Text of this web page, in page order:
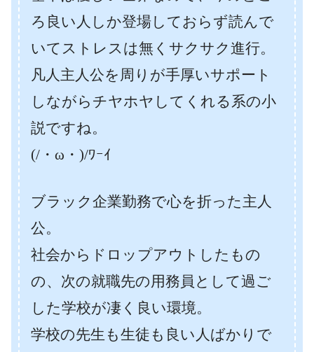
ろ良い人しか登場しておらず読んで
いてストレスは無くサクサク進行。
凡人主人公を周りが手厚いサポート
しながらチヤホヤしてくれる系の小
説ですね。
(/・ω・)/ﾜｰｲ
ブラック企業勤務で心を折った主人
公。
社会からドロップアウトしたもの
の、次の就職先の用務員として過ご
した学校が凄く良い環境。
学校の先生も生徒も良い人ばかりで